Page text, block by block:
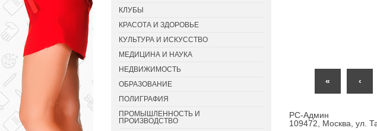
« ‹
РС-Админ
109472, Москва, ул.
КЛУБЫ
КРАСОТА И ЗДОРОВЬЕ
КУЛЬТУРА И ИСКУССТВО
МЕДИЦИНА И НАУКА
НЕДВИЖИМОСТЬ
ОБРАЗОВАНИЕ
ПОЛИГРАФИЯ
ПРОМЫШЛЕННОСТЬ И
ПРОИЗВОДСТВО